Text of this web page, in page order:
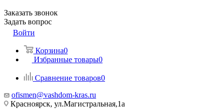
Заказать звонок
Задать вопрос
Войти
Корзина0
Избранные товары0
Сравнение товаров0
ofismen@vashdom-kras.ru
Красноярск, ул.Магистральная,1а